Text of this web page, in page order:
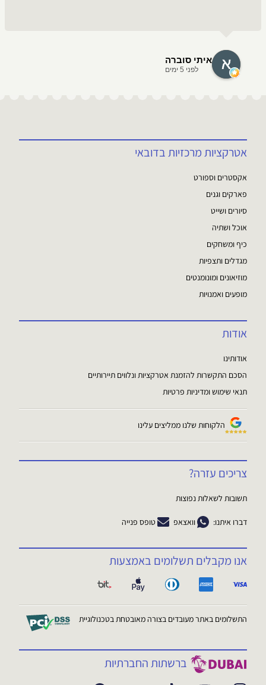
איתי סוברה
לפני 5 ימים
אטרקציות מרכזיות בדובאי
אקסטרים וספורט
פארקים וגנים
סיורים ושייט
אוכל ושתיה
כיף ומשחקים
מגדלים ותצפיות
מוזיאונים ומונומנטים
מופעים ואמנויות
אודות
אודותינו
הסכם התקשרות להזמנת אטרקציות ונלווים תיירותיים
תנאי שימוש ומדיניות פרטיות
הלקוחות שלנו ממליצים עלינו
צריכים עזרה?
תשובות לשאלות נפוצות
דברו איתנו: וואצאפ טופס פנייה
אנו מקבלים תשלומים באמצעות
התשלומים באתר מעובדים בצורה מאובטחת בטכנולוגיית
ברשתות החברתיות